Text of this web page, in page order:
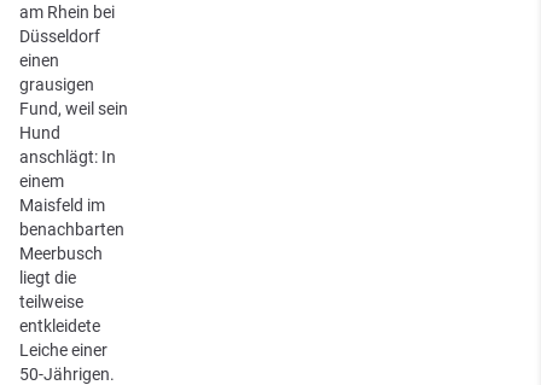
am Rhein bei
Düsseldorf
einen
grausigen
Fund, weil sein
Hund
anschlägt: In
einem
Maisfeld im
benachbarten
Meerbusch
liegt die
teilweise
entkleidete
Leiche einer
50-Jährigen.